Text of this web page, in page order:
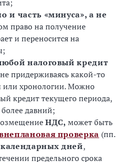
и часть «минуса», а не
право на получение
и переносится на
налоговый кредит
не придерживаясь какой-то
или хронологии. Можно
кредит текущего периода,
давний;
НДС,может быть
проверка (пп.
дней,
предельного срока